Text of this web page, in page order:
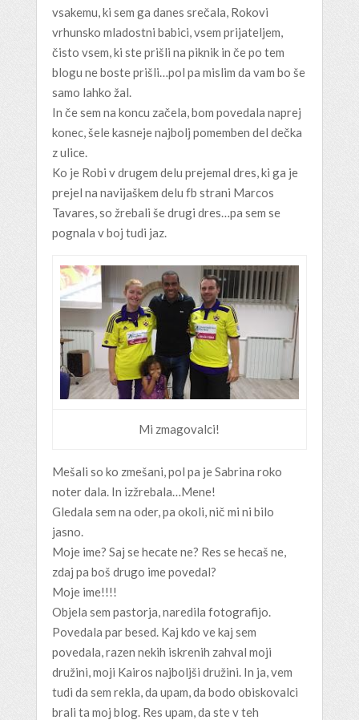
vsakemu, ki sem ga danes srečala, Rokovi
vrhunsko mladostni babici, vsem prijateljem,
čisto vsem, ki ste prišli na piknik in če po tem
blogu ne boste prišli…pol pa mislim da vam bo še
samo lahko žal.
In če sem na koncu začela, bom povedala naprej
konec, šele kasneje najbolj pomemben del dečka
z ulice.
Ko je Robi v drugem delu prejemal dres, ki ga je
prejel na navijaškem delu fb strani Marcos
Tavares, so žrebali še drugi dres…pa sem se
pognala v boj tudi jaz.
Mi zmagovalci!
Mešali so ko zmešani, pol pa je Sabrina roko
noter dala. In izžrebala…Mene!
Gledala sem na oder, pa okoli, nič mi ni bilo
jasno.
Moje ime? Saj se hecate ne? Res se hecaš ne,
zdaj pa boš drugo ime povedal?
Moje ime!!!!
Objela sem pastorja, naredila fotografijo.
Povedala par besed. Kaj kdo ve kaj sem
povedala, razen nekih iskrenih zahval moji
družini, moji Kairos najboljši družini. In ja, vem
tudi da sem rekla, da upam, da bodo obiskovalci
brali ta moj blog. Res upam, da ste v teh